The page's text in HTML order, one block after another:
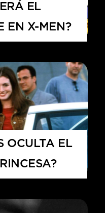
EL
EN X-MEN?
OCULTA EL